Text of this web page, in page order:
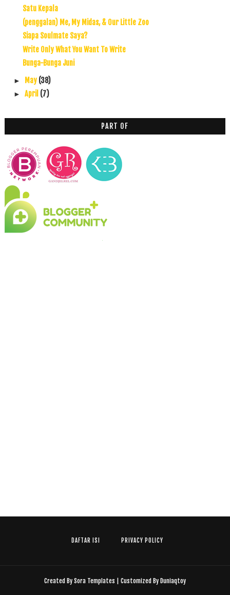
Satu Kepala
(penggalan) Me, My Midas, & Our Little Zoo
Siapa Soulmate Saya?
Write Only What You Want To Write
Bunga-Bunga Juni
► May (38)
► April (7)
PART OF
DAFTAR ISI PRIVACY POLICY
Created By Sora Templates | Customized By Duniaqtoy